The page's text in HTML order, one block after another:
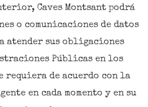
Caves Montsant podrá
o comunicaciones de datos
atender sus obligaciones
Públicas en los
requiera de acuerdo con la
en cada momento y en su